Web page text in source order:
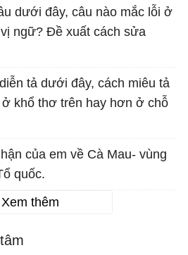
dưới đây, câu nào mắc lỗi ở
ngữ? Đề xuất cách sửa
tả dưới đây, cách miêu tả
khổ thơ trên hay hơn ở chỗ
của em về Cà Mau- vùng
quốc.
Xem thêm